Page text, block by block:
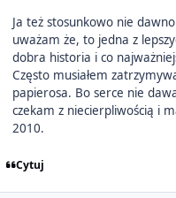
Ja też stosunkowo nie
uważam że, to jedna z
dobra historia i co
Często musiałem
papierosa. Bo serce nie
czekam z niecierpliwością i
2010.
Cytuj